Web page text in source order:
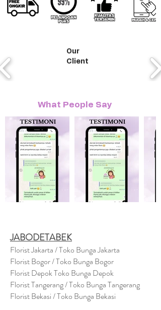
Our
Client
What People Say
JABODETABEK
Florist Jakarta / Toko Bunga Jakarta
Florist Bogor / Toko Bunga Bogor
Florist Depok Toko Bunga Depok
Florist Tangerang / Toko Bunga Tangerang
Florist Bekasi / Toko Bunga Bekasi